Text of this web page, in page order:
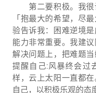
第二要积极。我很
「抱最大的希望，尽
验告诉我：困难逆境
能力非常重要。我建
解决问题上，把难题
提醒自己:风暴终会过
样，云上太阳一直都
自己，以积极乐观的态